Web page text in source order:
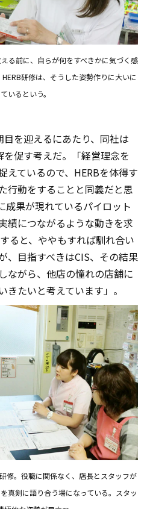
る前に、自らが何をすべきかに気づく感
研修は、そうした姿勢作りに大いに
いるという。
を迎えるにあたり、同社は
促す考えだ。「経営理念を
えているので、HERBを体得す
行動をすることと同義だと思
成果が現れているパイロット
績につながるような動きを求
ると、ややもすれば馴れ合い
、目指すべきはCIS、その結果
ながら、他店の憧れの店舗に
たいと考えています」。
修。役職に関係なく、店長とスタッフが
真剣に語り合う場になっている。スタッ